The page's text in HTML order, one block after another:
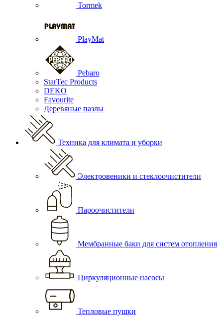
Tormek
PlayMat
Pebaro
StarTec Products
DEKO
Favourite
Деревяные пазлы
Техника для климата и уборки
Электровеники и стеклоочистители
Пароочистители
Мембранные баки для систем отопления
Циркуляционные насосы
Тепловые пушки